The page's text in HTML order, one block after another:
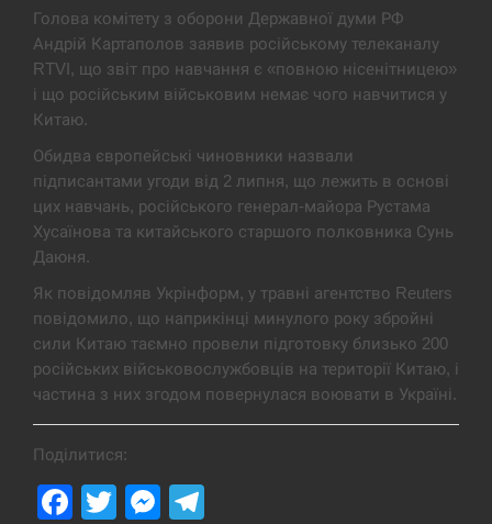
11:23
есть пострадавшие
ЩЕ...
Голова комітету з оборони Державної думи РФ
Андрій Картаполов заявив російському телеканалу
RTVI, що звіт про навчання є «повною нісенітницею»
і що російським військовим немає чого навчитися у
Китаю.
Обидва європейські чиновники назвали
підписантами угоди від 2 липня, що лежить в основі
цих навчань, російського генерал-майора Рустама
Хусаїнова та китайського старшого полковника Сунь
Даюня.
Як повідомляв Укрінформ, у травні агентство Reuters
повідомило, що наприкінці минулого року збройні
сили Китаю таємно провели підготовку близько 200
російських військовослужбовців на території Китаю, і
частина з них згодом повернулася воювати в Україні.
Поділитися:
Facebook
TwitterMessenger